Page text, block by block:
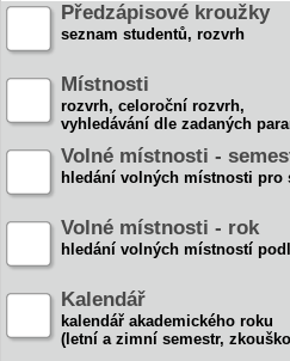
Předzápisové kroužky
seznam studentů, rozvrh
Místnosti
rozvrh, celoroční rozvrh,
vyhledávání dle zadaných
Volné místnosti -
hledání volných místnosti pro
Volné místnosti - rok
hledání volných místností
Kalendář
kalendář akademického roku
(letní a zimní semestr,